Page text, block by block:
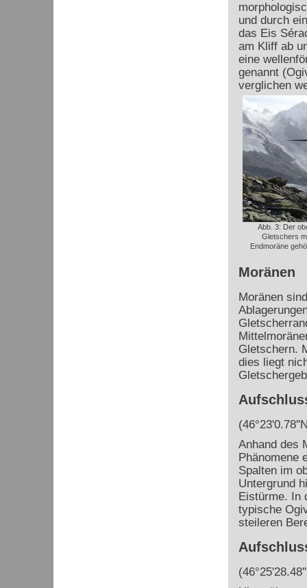
und durch
das Eis
am Kliff ab
eine
genannt
verglichen
Abb. 3: Der
Gletschers
Endmoräne
Moränen
Moränen
Gletschern.
dies liegt
Anhand des
Phänomene
Spalten im
Untergrund
Eistürme. In
typische
steileren